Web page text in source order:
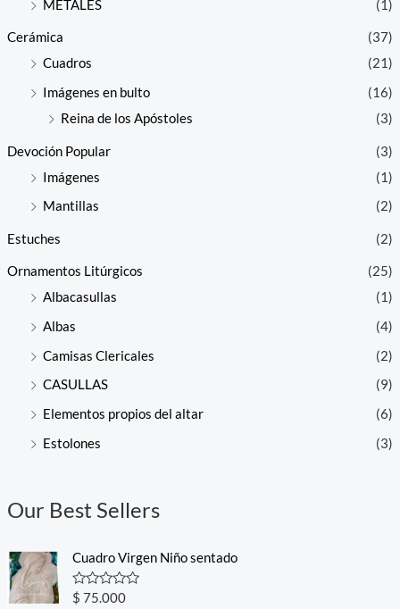
METALES
(1)
Cerámica
(37)
Cuadros
(21)
Imágenes en bulto
(16)
Reina de los Apóstoles
(3)
Devoción Popular
(3)
Imágenes
(1)
Mantillas
(2)
Estuches (2)
Ornamentos Litúrgicos
(25)
Albacasullas
(1)
Albas
(4)
Camisas Clericales
(2)
CASULLAS
(9)
Elementos propios del altar
(6)
Estolones
(3)
Our Best Sellers
Cuadro Virgen Niño sentado
R
$ 75.000